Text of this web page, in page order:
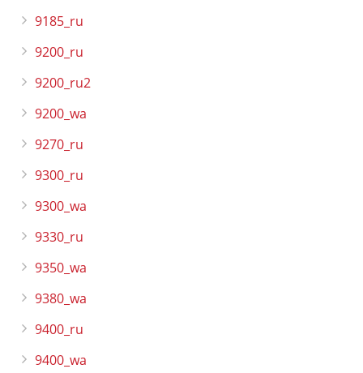
9185_ru
9200_ru
9200_ru2
9200_wa
9270_ru
9300_ru
9300_wa
9330_ru
9350_wa
9380_wa
9400_ru
9400_wa